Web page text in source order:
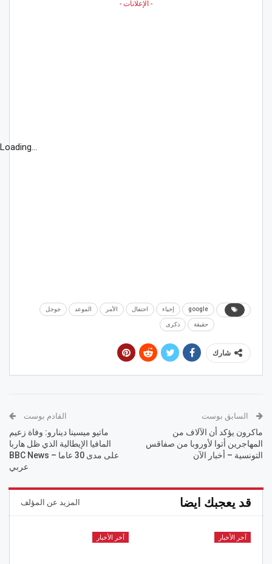
- الإعلانات -
Loading...
google إحياء احتفال الأمر الموعد جوجل
حقيقة ذكرى
شارك
السابق بوست
ماكرون يؤكد أن الآلاف من
المهاجرين أتوا لأوروبا من صفاقس
التونسية – أخبار الآن
القادم بوست
ماتيو ميسينا دينارو: وفاة زعيم
المافيا الإيطالية الذي ظل هاربا
على مدى 30 عاما – BBC News
عربي
قد يعجبك ايضا المزيد عن المؤلف
آخر الأخبار آخر الأخبار